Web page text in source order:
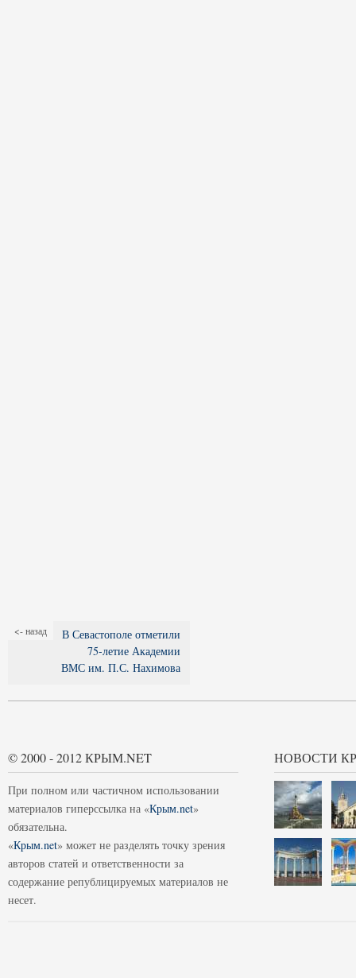
<- назад
В Севастополе отметили
75-летие Академии
ВМС им. П.С. Нахимова
© 2000 - 2012 КРЫМ.NET
При полном или частичном использовании
материалов гиперссылка на «Крым.net»
обязательна.
«Крым.net» может не разделять точку зрения
авторов статей и ответственности за
содержание републицируемых материалов не
несет.
НОВОСТИ